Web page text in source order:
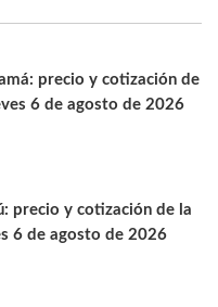
precio y cotización de
6 de agosto de 2026
precio y cotización de la
6 de agosto de 2026